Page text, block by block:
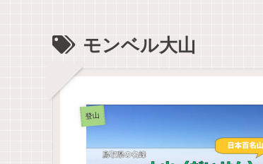
モンベル大山
登山